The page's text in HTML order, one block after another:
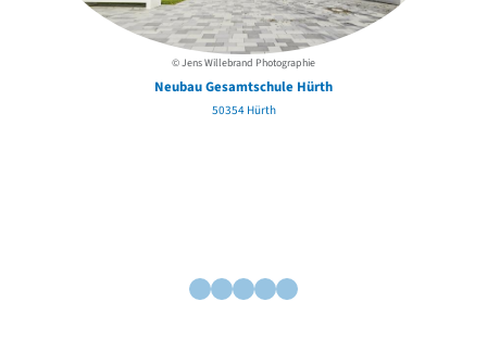
© Jens Willebrand Photographie
Neubau Gesamtschule Hürth
50354 Hürth